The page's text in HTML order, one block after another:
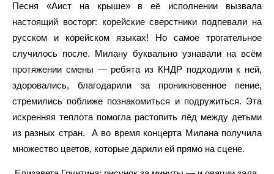
Песня «Аист на крыше» в её исполнении вызвала
настоящий восторг: корейские сверстники подпевали на
русском и корейском языках! Но самое трогательное
случилось после. Милану буквально узнавали на всём
протяжении смены — ребята из КНДР подходили к ней,
здоровались, благодарили за проникновенное пение,
стремились поближе познакомиться и подружиться. Эта
искренняя теплота помогла растопить лёд между детьми
из разных стран. А во время концерта Милана получила
множество цветов, которые дарили ей прямо на сцене.